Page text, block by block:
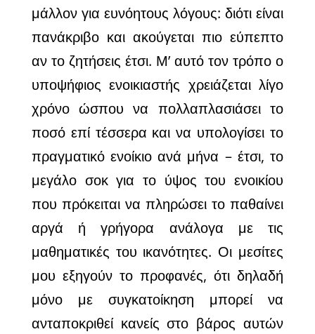
μάλλον για ευνόητους λόγους: διότι είναι
πανάκριβο και ακούγεται πιο εύπεπτο
αν το ζητήσεις έτσι. Μ’ αυτό τον τρόπο ο
υποψήφιος ενοικιαστής χρειάζεται λίγο
χρόνο ώσπου να πολλαπλασιάσει το
ποσό επί τέσσερα και να υπολογίσει το
πραγματικό ενοίκιο ανά μήνα – έτσι, το
μεγάλο σοκ για το ύψος του ενοικίου
που πρόκειται να πληρώσει το παθαίνει
αργά ή γρήγορα ανάλογα με τις
μαθηματικές του ικανότητες. Οι μεσίτες
μου εξηγούν το προφανές, ότι δηλαδή
μόνο με συγκατοίκηση μπορεί να
ανταποκριθεί κανείς στο βάρος αυτών